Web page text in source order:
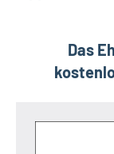
Das